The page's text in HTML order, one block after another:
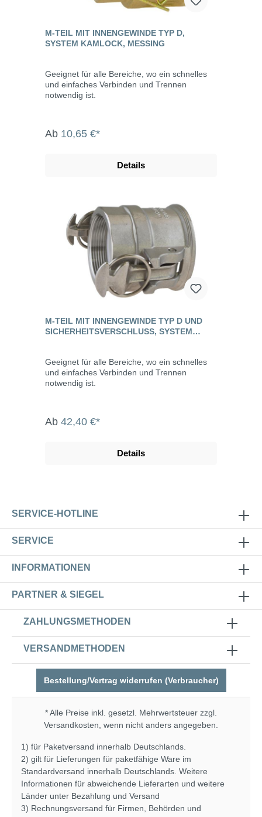
M-TEIL MIT INNENGEWINDE TYP D,
SYSTEM KAMLOCK, MESSING
Geeignet für alle Bereiche, wo ein schnelles
und einfaches Verbinden und Trennen
notwendig ist.
Ab 10,65 €*
Details
M-TEIL MIT INNENGEWINDE TYP D UND
SICHERHEITSVERSCHLUSS, SYSTEM
Geeignet für alle Bereiche, wo ein schnelles
und einfaches Verbinden und Trennen
notwendig ist.
Ab 42,40 €*
Details
SERVICE-HOTLINE
SERVICE
INFORMATIONEN
PARTNER & SIEGEL
ZAHLUNGSMETHODEN
VERSANDMETHODEN
Bestellung/Vertrag widerrufen (Verbraucher)
* Alle Preise inkl. gesetzl. Mehrwertsteuer zzgl.
Versandkosten , wenn nicht anders angegeben.
1) für Paketversand innerhalb Deutschlands.
2) gilt für Lieferungen für paketfähige Ware im
Standardversand innerhalb Deutschlands. Weitere
Informationen für abweichende Lieferarten und weitere
Länder unter Bezahlung und Versand
3) Rechnungsversand für Firmen, Behörden und